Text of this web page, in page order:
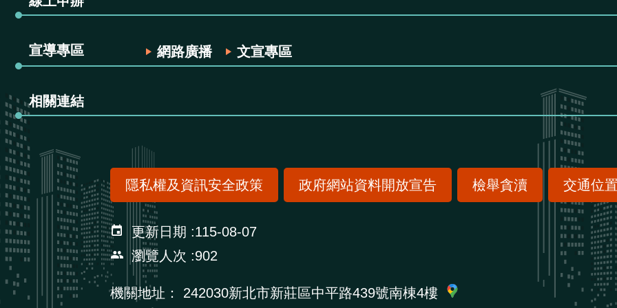
宣導專區 網路廣播 文宣專區
相關連結
隱私權及資訊安全政策 政府網站資料開放宣告 檢舉貪瀆 交通位
更新日期
115-08-07
瀏覽人次
902
機關地址： 242030新北市新莊區中平路439號南棟4樓